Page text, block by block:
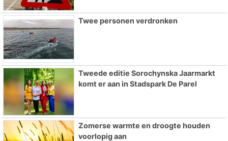
Twee personen verdronken
Tweede editie Sorochynska Jaarmarkt
komt er aan in Stadspark De Parel
Zomerse warmte en droogte houden
voorlopig aan